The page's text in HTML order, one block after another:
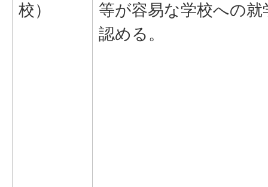
校）
等が容易な学校への就
認める。